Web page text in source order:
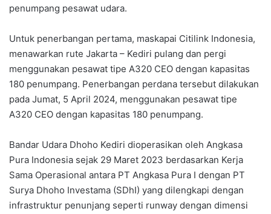
penumpang pesawat udara.
Untuk penerbangan pertama, maskapai Citilink Indonesia,
menawarkan rute Jakarta – Kediri pulang dan pergi
menggunakan pesawat tipe A320 CEO dengan kapasitas
180 penumpang. Penerbangan perdana tersebut dilakukan
pada Jumat, 5 April 2024, menggunakan pesawat tipe
A320 CEO dengan kapasitas 180 penumpang.
Bandar Udara Dhoho Kediri dioperasikan oleh Angkasa
Pura Indonesia sejak 29 Maret 2023 berdasarkan Kerja
Sama Operasional antara PT Angkasa Pura I dengan PT
Surya Dhoho Investama (SDhI) yang dilengkapi dengan
infrastruktur penunjang seperti runway dengan dimensi